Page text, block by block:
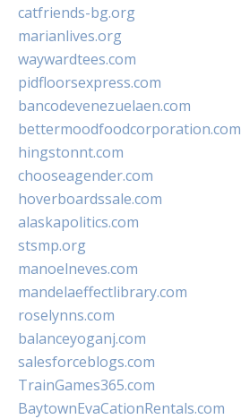
catfriends-bg.org
marianlives.org
waywardtees.com
pidfloorsexpress.com
bancodevenezuelaen.com
bettermoodfoodcorporation.com
hingstonnt.com
chooseagender.com
hoverboardssale.com
alaskapolitics.com
stsmp.org
manoelneves.com
mandelaeffectlibrary.com
roselynns.com
balanceyoganj.com
salesforceblogs.com
TrainGames365.com
BaytownEvaCationRentals.com